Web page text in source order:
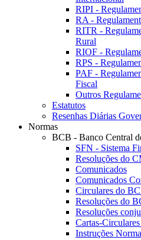
RIPI -
RA -
RITR -
Rural
RIOF -
RPS -
PAF -
Fiscal
Outros
Estatutos
Resenhas Diárias
Normas
BCB - Banco Central
SFN - Sistema
Resoluções do
Comunicados
Comunicados
Circulares do
Resoluções do
Resoluções
Cartas-
Instruções